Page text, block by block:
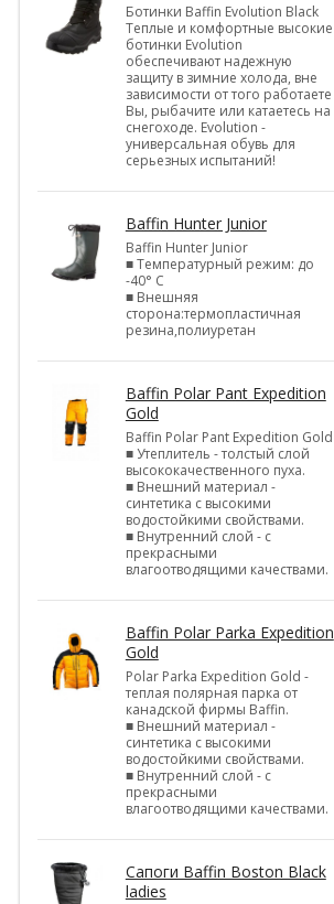
Ботинки Baffin Evolution Black
Теплые и комфортные высокие
ботинки Evolution
обеспечивают надежную
защиту в зимние холода, вне
зависимости от того работаете
Вы, рыбачите или катаетесь на
снегоходе. Evolution -
универсальная обувь для
серьезных испытаний!
Baffin Hunter Junior
Baffin Hunter Junior
■ Температурный режим: до
-40° С
■ Внешняя
сторона:термопластичная
резина,полиуретан
Baffin Polar Pant Expedition
Gold
Baffin Polar Pant Expedition Gold
■ Утеплитель - толстый слой
высококачественного пуха.
■ Внешний материал -
синтетика с высокими
водостойкими свойствами.
■ Внутренний слой - с
прекрасными
влагоотводящими качествами.
Baffin Polar Parka Expedition
Gold
Polar Parka Expedition Gold -
теплая полярная парка от
канадской фирмы Baffin.
■ Внешний материал -
синтетика с высокими
водостойкими свойствами.
■ Внутренний слой - с
прекрасными
влагоотводящими качествами.
Cапоги Baffin Boston Black
ladies